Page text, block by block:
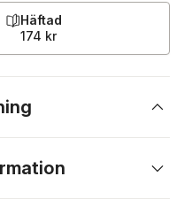
Häftad
174 kr